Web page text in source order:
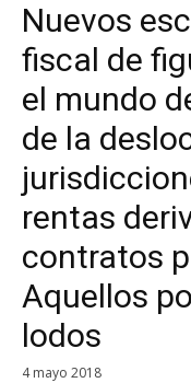
Nuevos
fiscal de
el mundo
de la
rentas
contratos
Aquellos
lodos
4 mayo 2018